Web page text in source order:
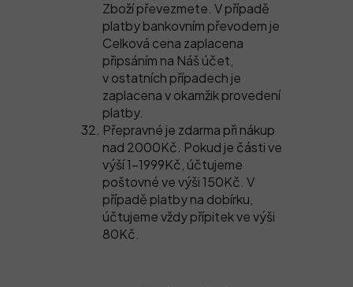
Zboží převezmete. V případě
platby bankovním převodem je
Celková cena zaplacena
připsáním na Náš účet,
v ostatních případech je
zaplacena v okamžik provedení
platby.
Přepravné je zdarma při nákup
nad 2000Kč. Pokud je části ve
výší 1-1999Kč, účtujeme
poštovné ve výši 150Kč. V
případě platby na dobírku,
účtujeme vždy přípitek ve výši
80Kč.